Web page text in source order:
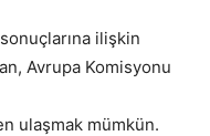
ilişkin
Avrupa Komisyonu
ulaşmak mümkün.